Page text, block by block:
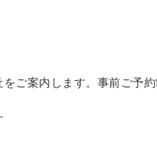
ご案内します。 事前ご予